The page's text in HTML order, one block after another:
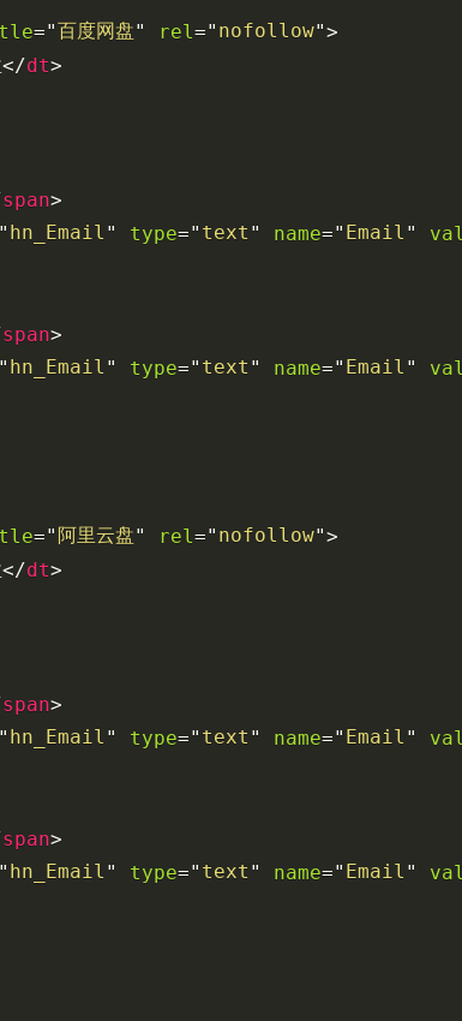
="百度网盘" rel=" nofollow">
</dt>
span>
" hn_Email " type=" text " name=" Email "
span>
" hn_Email " type=" text " name=" Email "
=" 阿里云盘" rel=" nofollow">
</dt>
span>
" hn_Email " type=" text " name=" Email "
span>
" hn_Email " type=" text " name=" Email "